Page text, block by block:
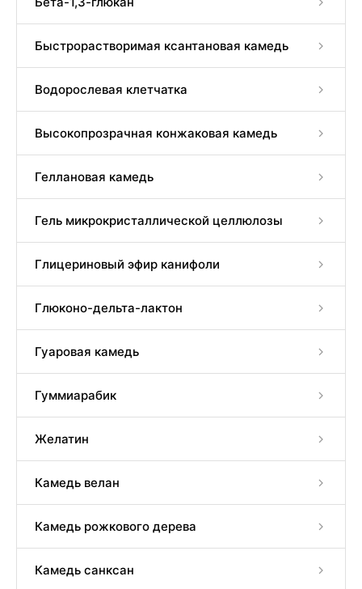
Быстрорастворимая ксантановая камедь
Водорослевая клетчатка
Высокопрозрачная конжаковая камедь
Геллановая камедь
Гель микрокристаллической целлюлозы
Глицериновый эфир канифоли
Глюконо-дельта-лактон
Гуаровая камедь
Гуммиарабик
Желатин
Камедь велан
Камедь рожкового дерева
Камедь санксан